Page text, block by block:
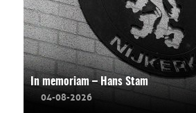
In memoriam – Hans Stam
04-08-2026